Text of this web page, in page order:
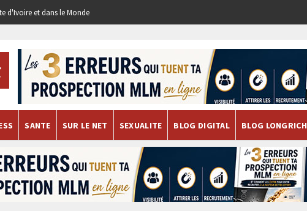
d'Ivoire et dans le Monde
SANTE SUR LE NET SEXUALITE BLOG DIGITAL BLOG LONGRICH